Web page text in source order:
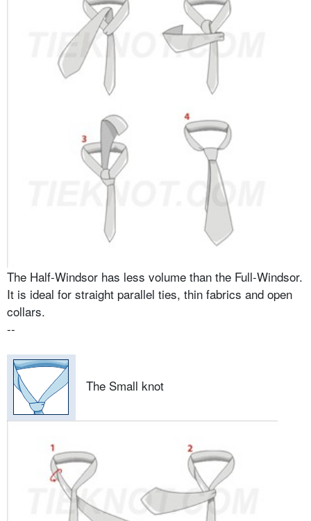
The Half-Windsor has less volume than the Full-Windsor.
It is ideal for straight parallel ties, thin fabrics and open
collars.
--
The Small knot